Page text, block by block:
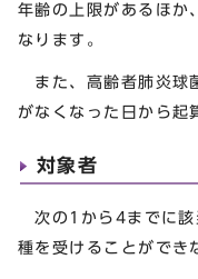
年齢の上限があるほか
なります。
また、高齢者肺炎球
がなくなった日から起
対象者
次の1から4までに該
種を受けることができ